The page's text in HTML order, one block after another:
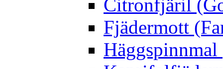
Citronfjäril
Fjädermott